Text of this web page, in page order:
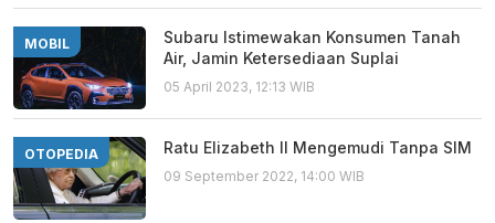
MOBIL
Subaru Istimewakan Konsumen Tanah
Air, Jamin Ketersediaan Suplai
05 April 2023, 12:13 WIB
OTOPEDIA Ratu Elizabeth II Mengemudi Tanpa SIM
09 September 2022, 14:00 WIB